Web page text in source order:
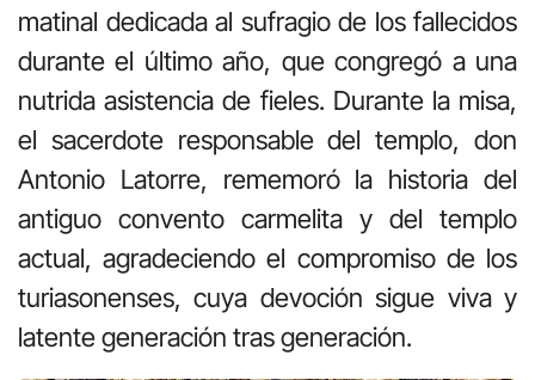
matinal dedicada al sufragio de los fallecidos
durante el último año, que congregó a una
nutrida asistencia de fieles. Durante la misa,
el sacerdote responsable del templo, don
Antonio Latorre, rememoró la historia del
antiguo convento carmelita y del templo
actual, agradeciendo el compromiso de los
turiasonenses, cuya devoción sigue viva y
latente generación tras generación.